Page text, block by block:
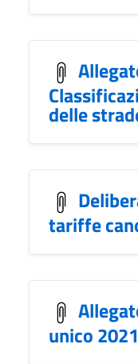
delle
tariffe
unico 2021